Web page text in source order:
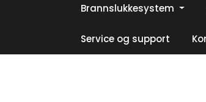
Skip to main content
Facebook | Instagram |
Brannslukkesystem
Service og support